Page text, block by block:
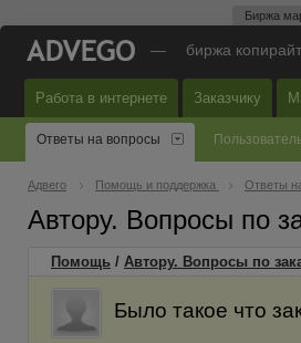
Биржа
— биржа
Работа в интернете Заказчику
Ответы на вопросы
Адвего Помощь и поддержка Ответы
Автору. Вопросы по
Помощь / Автору. Вопросы по
Было такое что